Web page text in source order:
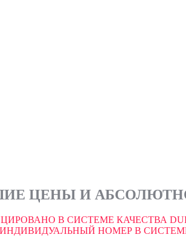
ЦЕНЫ И
В СИСТЕМЕ КАЧЕСТВА
НОМЕР В СИСТЕМЕ